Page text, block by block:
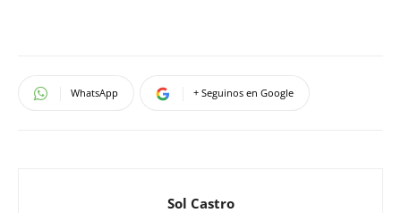
WhatsApp + Seguinos en Google
Sol Castro